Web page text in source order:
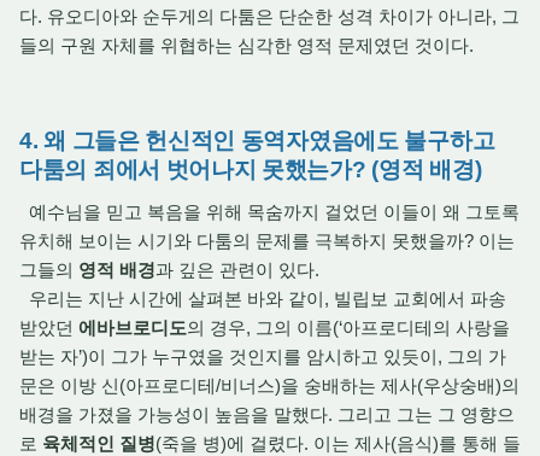
다. 유오디아와 순두게의 다툼은 단순한 성격 차이가 아니라, 그
들의 구원 자체를 위협하는 심각한 영적 문제였던 것이다.
4. 왜 그들은 헌신적인 동역자였음에도 불구하고
다툼의 죄에서 벗어나지 못했는가? (영적 배경)
예수님을 믿고 복음을 위해 목숨까지 걸었던 이들이 왜 그토록
유치해 보이는 시기와 다툼의 문제를 극복하지 못했을까? 이는
그들의 영적 배경과 깊은 관련이 있다.
우리는 지난 시간에 살펴본 바와 같이, 빌립보 교회에서 파송
받았던 에바브로디도의 경우, 그의 이름(‘아프로디테의 사랑을
받는 자’)이 그가 누구였을 것인지를 암시하고 있듯이, 그의 가
문은 이방 신(아프로디테/비너스)을 숭배하는 제사(우상숭배)의
배경을 가졌을 가능성이 높음을 말했다. 그리고 그는 그 영향으
로 육체적인 질병(죽을 병)에 걸렸다. 이는 제사(음식)를 통해 들